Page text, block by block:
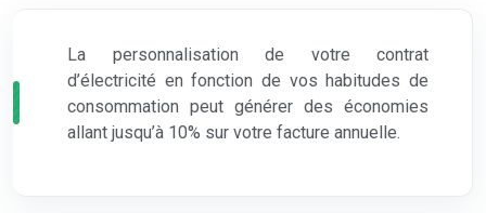
La personnalisation de votre contrat
d’électricité en fonction de vos habitudes de
consommation peut générer des économies
allant jusqu’à 10% sur votre facture annuelle.